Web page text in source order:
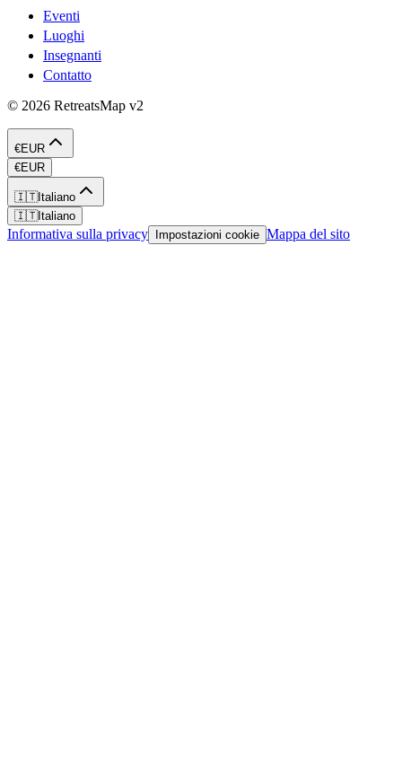
Eventi
Luoghi
Insegnanti
Contatto
© 2026 RetreatsMap v2
€EUR
€EUR
🇮🇹Italiano
🇮🇹Italiano
Informativa sulla privacy Impostazioni cookie Mappa del sito